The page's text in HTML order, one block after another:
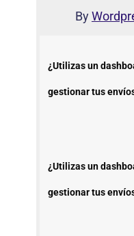
By
¿Utilizas un
gestionar tus
¿Utilizas un
gestionar tus